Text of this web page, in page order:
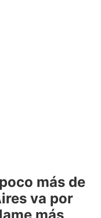
más de
va por